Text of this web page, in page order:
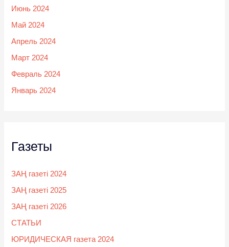
Июнь 2024
Май 2024
Апрель 2024
Март 2024
Февраль 2024
Январь 2024
Газеты
ЗАҢ газеті 2024
ЗАҢ газеті 2025
ЗАҢ газеті 2026
СТАТЬИ
ЮРИДИЧЕСКАЯ газета 2024